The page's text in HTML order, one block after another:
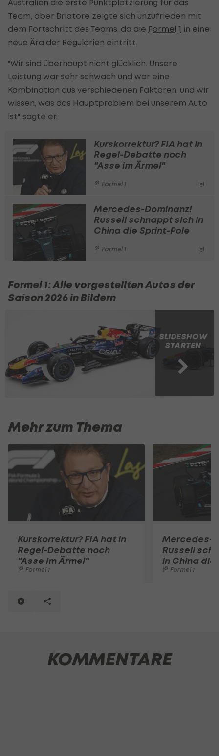
Australien die erste Punktplatzierung für das
Team, aber Briatore zeigte sich unzufrieden mit
dem Fortschritt des Teams, da die Formel 1 in eine
neue Ära der Regularien eintritt.
"Wir sind überhaupt nicht glücklich. Unsere
Leistung war sehr schwach und war eine
Kombination aus verschiedenen Faktoren, und wir
wissen, was das Hauptproblem bei unserem Auto
ist", sagte er.
Kurskorrektur? FIA hat in
Regel-Debatte noch
"Asse im Ärmel"
Formel 1
Mercedes-Dominanz!
Russell schnappt sich in
China die Sprint-Pole
Formel 1
Formel 1: Alle vorgestellten Autos der
Saison 2026 in Bildern
SLIDESHOW
STARTEN
Mehr zum Thema
Kurskorrektur? FIA hat in
Regel-Debatte noch
"Asse im Ärmel"
Formel 1
Mercedes-
Russell
in China die
Formel 1
KOMMENTARE